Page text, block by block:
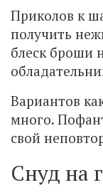
Приколов к
получить
блеск броши
Вариантов
много.
свой
Снуд на